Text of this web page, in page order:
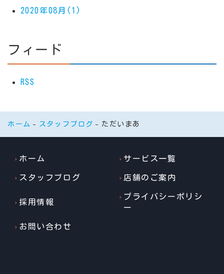
2020年08月(1)
フィード
RSS
ホーム スタッフブログ ただいまあ
ホーム サービス一覧
スタッフブログ 店舗のご案内
採用情報
プライバシーポリシ
ー
お問い合わせ